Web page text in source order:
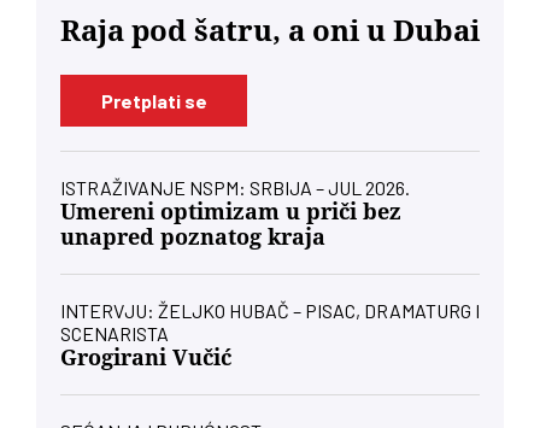
Raja pod šatru, a oni u Dubai
Pretplati se
ISTRAŽIVANJE NSPM: SRBIJA – JUL 2026.
Umereni optimizam u priči bez
unapred poznatog kraja
INTERVJU: ŽELJKO HUBAČ – PISAC, DRAMATURG I
SCENARISTA
Grogirani Vučić